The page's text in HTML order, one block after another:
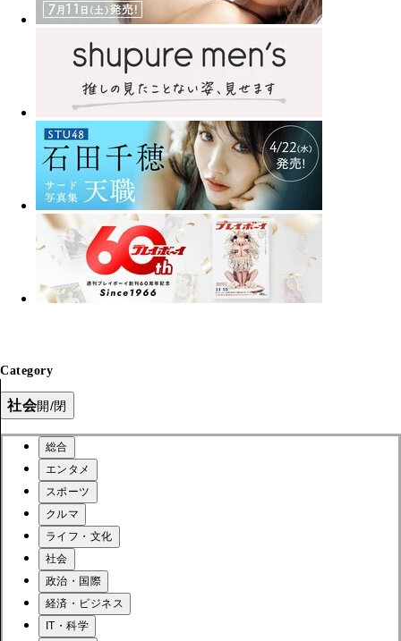
Category
社会開/閉
総合
エンタメ
スポーツ
クルマ
ライフ・文化
社会
政治・国際
経済・ビジネス
IT・科学